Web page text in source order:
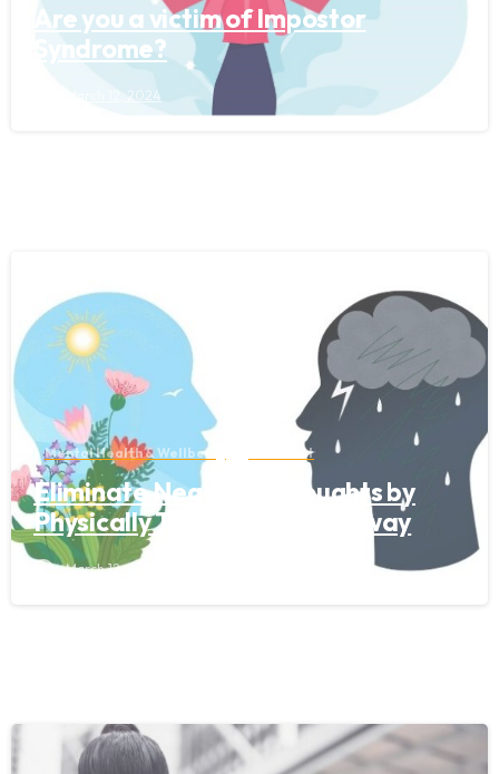
Are you a victim of Impostor
Syndrome?
March 12, 2024
Mental Health & Wellbeing Reachout
Eliminate Negative Thoughts by
Physically Throwing Them Away
March 12, 2024